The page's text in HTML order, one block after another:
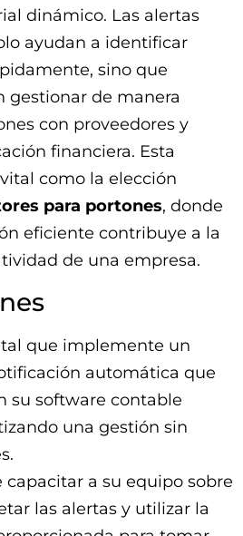
dinámico. Las alertas
ayudan a identificar
sino que
de manera
con proveedores y
financiera. Esta
como la elección
para portones, donde
eficiente contribuye a la
de una empresa.
que implemente un
automática que
su software contable
una gestión sin
capacitar a su equipo sobre
las alertas y utilizar la